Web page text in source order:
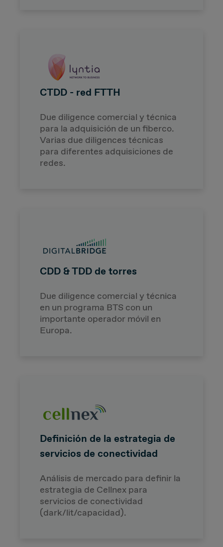
CTDD - red FTTH
Due diligence comercial y técnica
para la adquisición de un fiberco.
Varias due diligences técnicas
para diferentes adquisiciones de
redes.
CDD & TDD de torres
Due diligence comercial y técnica
en un programa BTS con un
importante operador móvil en
Europa.
Definición de la estrategia de
servicios de conectividad
Análisis de mercado para definir la
estrategia de Cellnex para
servicios de conectividad
(dark/lit/capacidad).